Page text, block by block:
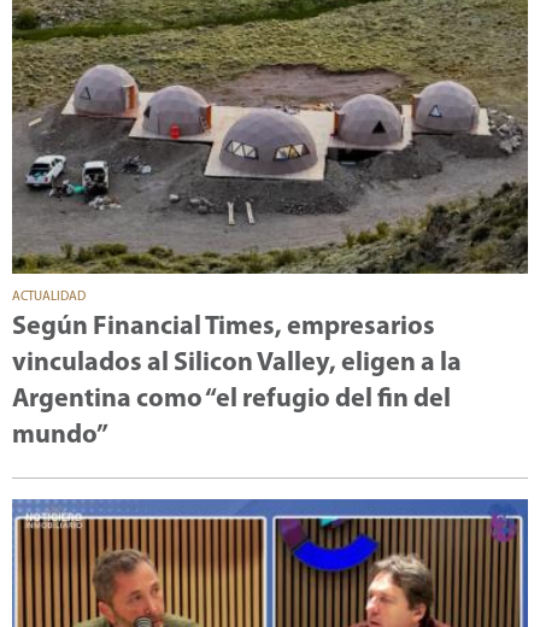
ACTUALIDAD
Según Financial Times, empresarios
vinculados al Silicon Valley, eligen a la
Argentina como “el refugio del fin del
mundo”